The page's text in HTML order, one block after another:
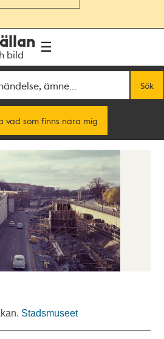
bild
Sök
vad som finns nära mig
Stadsmuseet